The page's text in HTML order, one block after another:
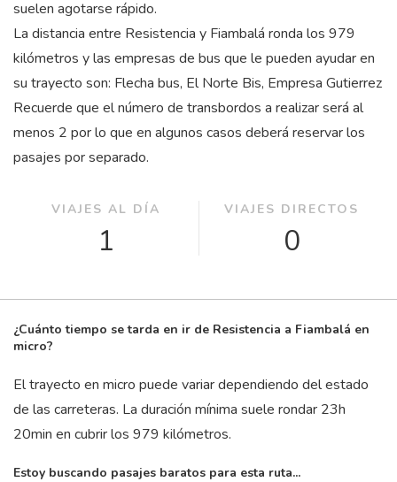
suelen agotarse rápido.
La distancia entre Resistencia y Fiambalá ronda los 979
kilómetros y las empresas de bus que le pueden ayudar en
su trayecto son: Flecha bus, El Norte Bis, Empresa Gutierrez
Recuerde que el número de transbordos a realizar será al
menos 2 por lo que en algunos casos deberá reservar los
pasajes por separado.
VIAJES AL DÍA
1
VIAJES DIRECTOS
0
¿Cuánto tiempo se tarda en ir de Resistencia a Fiambalá en
micro?
El trayecto en micro puede variar dependiendo del estado
de las carreteras. La duración mínima suele rondar 23h
20min en cubrir los 979 kilómetros.
Estoy buscando pasajes baratos para esta ruta...